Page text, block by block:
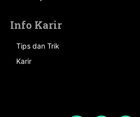
Info Karir
Tips dan Trik
Karir